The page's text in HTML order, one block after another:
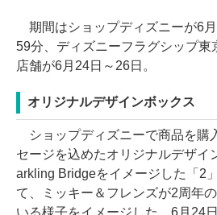
期間はショップディズニーが6
59分、ディズニーフラグシップ東
店舗が6月24日～26日。
オリジナルデザインボックス
ショップディズニーで商品を購
セージを込めたオリジナルデザイ
arkling Bridgeをイメージした「2
て、ミッキー＆フレンズが2周年